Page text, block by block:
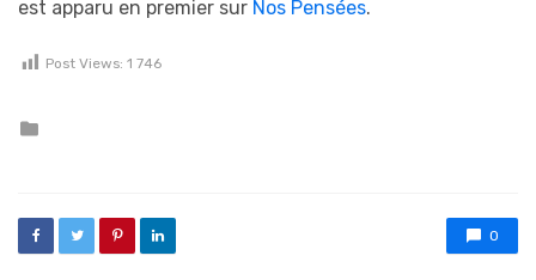
est apparu en premier sur Nos Pensées.
Post Views: 1 746
0